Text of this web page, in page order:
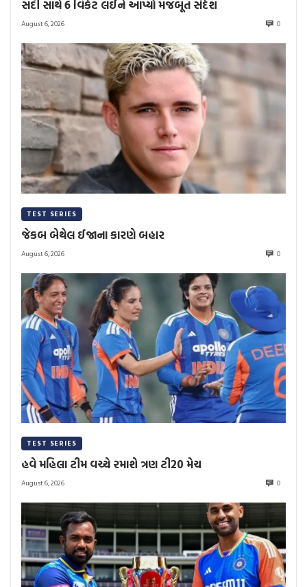
સદી સાથે 6 વિકેટ લઈને આપ્યો મજબૂત સંદેશ
August 6, 2026 0
TEST SERIES
જેકબ બેથેલ ઈજાના કારણે બહાર
August 6, 2026 0
TEST SERIES
હવે મહિલા ટીમ વચ્ચે રમાશે ત્રણ ટી20 મેચ
August 6, 2026 0